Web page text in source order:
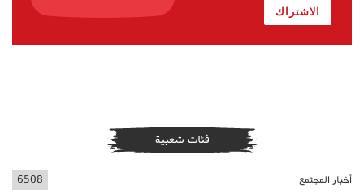
الاشتراك
فئات شعبية
أخبار المجتمع 6508